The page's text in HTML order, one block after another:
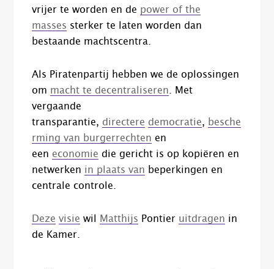
vrijer te worden en de power of the
masses sterker te laten worden dan
bestaande machtscentra.
Als Piratenpartij hebben we de oplossingen
om macht te decentraliseren. Met
vergaande
transparantie, directere democratie, besche
rming van burgerrechten en
een economie die gericht is op kopiëren en
netwerken in plaats van beperkingen en
centrale controle.
Deze visie wil Matthijs Pontier uitdragen in
de Kamer.